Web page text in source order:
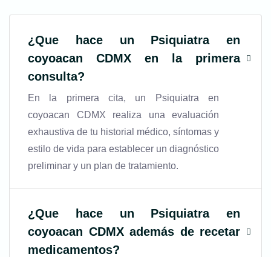
¿Que hace un Psiquiatra en
coyoacan CDMX en la primera
consulta?
En la primera cita, un Psiquiatra en
coyoacan CDMX realiza una evaluación
exhaustiva de tu historial médico, síntomas y
estilo de vida para establecer un diagnóstico
preliminar y un plan de tratamiento.
¿Que hace un Psiquiatra en
coyoacan CDMXademás de recetar
medicamentos?